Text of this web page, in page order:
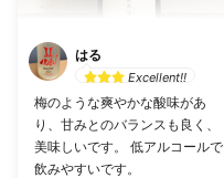
はる
Excellent!!
梅のような爽やかな酸味があ
り、甘みとのバランスも良く、
美味しいです。 低アルコールで
飲みやすいです。